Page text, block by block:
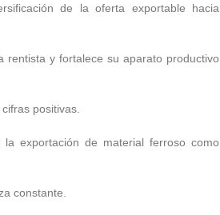
de la oferta exportable hacia
y fortalece su aparato productivo
positivas.
exportación de material ferroso como
constante.